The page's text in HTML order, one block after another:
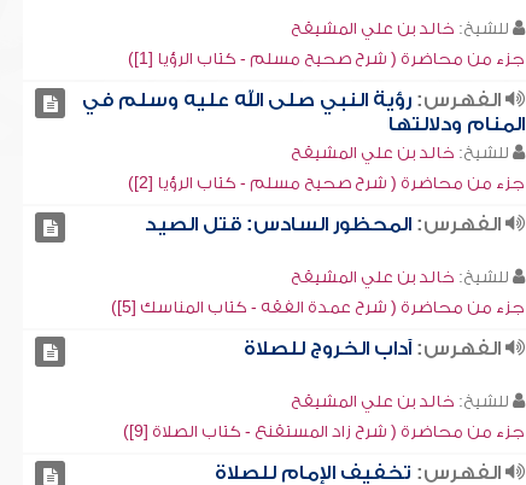
للشيخ: خالد بن علي المشيقح
جزء من محاضرة ( شرح صحيح مسلم - كتاب الرؤيا [1])
الفهرس: رؤية النبي صلى الله عليه وسلم في
المنام ودلالتها
للشيخ: خالد بن علي المشيقح
جزء من محاضرة ( شرح صحيح مسلم - كتاب الرؤيا [2])
الفهرس: المحظور السادس: قتل الصيد
للشيخ: خالد بن علي المشيقح
جزء من محاضرة ( شرح عمدة الفقه - كتاب المناسك [5])
الفهرس: آداب الخروج للصلاة
للشيخ: خالد بن علي المشيقح
جزء من محاضرة ( شرح زاد المستقنع - كتاب الصلاة [9])
الفهرس: تخفيف الإمام للصلاة